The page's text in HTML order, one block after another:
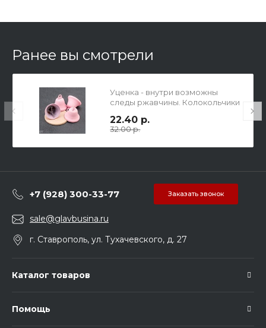
Ранее вы смотрели
Уценка - внутри возможны
следы ржавчины. Колокольчики
матовые винтажные розовые,
диаметр 38мм, в упаковке 1 шт.
22.40 р.
32.00 р.
+7 (928) 300-33-77 Заказать звонок
sale@glavbusina.ru
г. Ставрополь, ул. Тухачевского, д. 27
Каталог товаров
Помощь